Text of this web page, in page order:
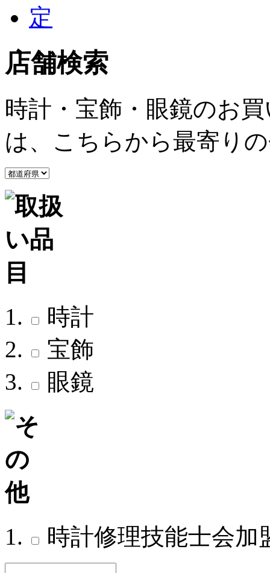
店舗検索
時計・宝飾・眼鏡のお
は、こちらから最寄り
時計
宝飾
眼鏡
時計修理技能士会加